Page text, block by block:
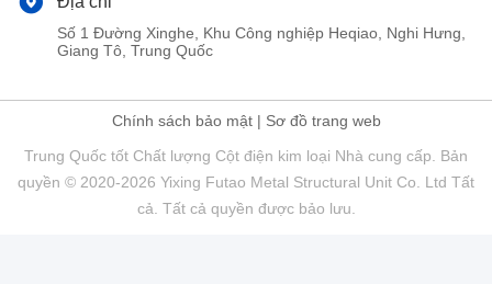
Số 1 Đường Xinghe, Khu Công nghiệp Heqiao, Nghi Hưng,
Giang Tô, Trung Quốc
Chính sách bảo mật| Sơ đồ trang web
Trung Quốc tốt Chất lượng Cột điện kim loại Nhà cung cấp. Bản
quyền © 2020-2026 Yixing Futao Metal Structural Unit Co. Ltd Tất
cả. Tất cả quyền được bảo lưu.